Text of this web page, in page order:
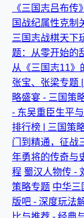
《三国志吕布
国战纪属性克制
三国志战棋天下
题：从零开始的
从《三国志11》
张宝、张梁专题
略盛宴 - 三国策
- 东吴重臣生平
排行榜 | 三国策
门到精通，征战
年勇将的传奇与
程 蜀汉人物传 -
策略专题 中华三
版吧 - 深度玩法